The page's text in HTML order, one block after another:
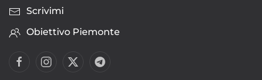
Scrivimi
Obiettivo Piemonte